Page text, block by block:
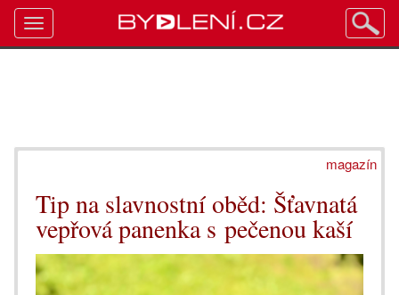
magazín
Tip na slavnostní oběd: Šťavnatá
vepřová panenka s pečenou kaší
Toggle
navigation